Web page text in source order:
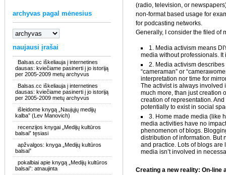
archyvas pagal mėnesius
naujausi įrašai
Balsas.cc iškeliauja į internetines
dausas: kviečiame pasinerti į jo istoriją
per 2005-2009 metų archyvus
Balsas.cc iškeliauja į internetines
dausas: kviečiame pasinerti į jo istoriją
per 2005-2009 metų archyvus
išleidome knygą „Naujųjų medijų
kalba” (Lev Manovich)
recenzijos knygai „Medijų kultūros
balsai” tęsiasi
apžvalgos: knyga „Medijų kultūros
balsai”
pokalbiai apie knygą „Medijų kultūros
balsai”: atnaujinta
(radio, television, or
non-format based usage for
for podcasting networks.
Generally, I consider the filed of
1. Media activism means
media without professionals. It
2. Media activism
“cameraman” or
interpretation nor time for
The activist is always involved
much more, than just creation
creation of representation.
potentially to exist in social
3. Home made media (like
media activities have no
phenomenon of blogs.
distribution of information. But
and practice. Lots of blogs are
media isn’t involved in
Creating a new reality: On-line